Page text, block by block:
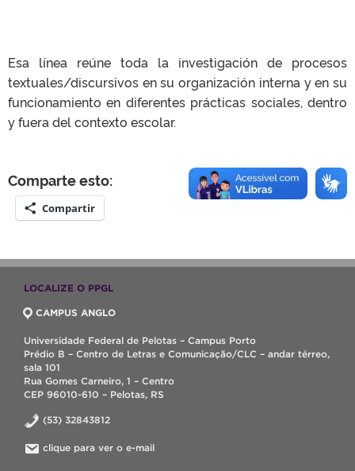
TELEFONES
Esa línea reúne toda la investigación de procesos
textuales/discursivos en su organización interna y en su
funcionamiento en diferentes prácticas sociales, dentro
y fuera del contexto escolar.
Comparte esto:
Compartir
LOCALIZE O PPGL
CAMPUS ANGLO
Universidade Federal de Pelotas – Campus Porto
Prédio B – Centro de Letras e Comunicação/CLC – andar térreo,
sala 101
Rua Gomes Carneiro, 1 – Centro
CEP 96010-610 – Pelotas, RS
(53) 32843812
clique para ver o e-mail